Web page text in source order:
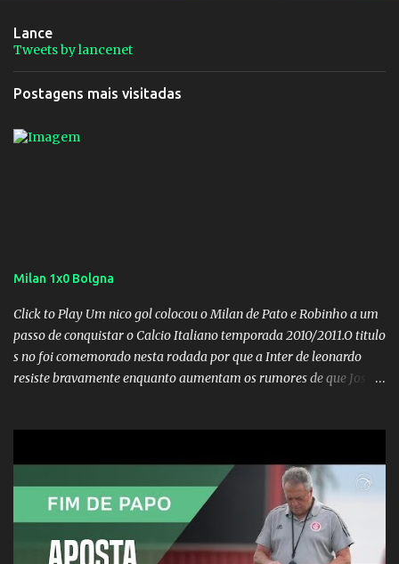
Lance
Tweets by lancenet
Postagens mais visitadas
Milan 1x0 Bolgna
Click to Play Um nico gol colocou o Milan de Pato e Robinho a um
passo de conquistar o Calcio Italiano temporada 2010/2011.O titulo
s no foi comemorado nesta rodada por que a Inter de leonardo
resiste bravamente enquanto aumentam os rumores de que Jos